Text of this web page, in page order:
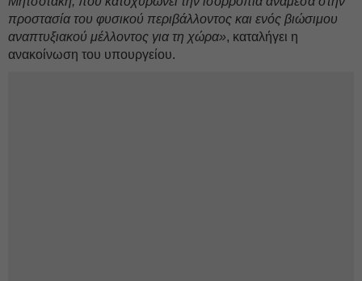
προστασία του φυσικού περιβάλλοντος και ενός βιώσιμου
αναπτυξιακού μέλλοντος για τη χώρα», καταλήγει η
ανακοίνωση του υπουργείου.